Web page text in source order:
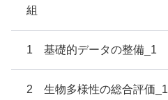
組
1 基礎的データの整備_1
2 生物多様性の総合評価_1